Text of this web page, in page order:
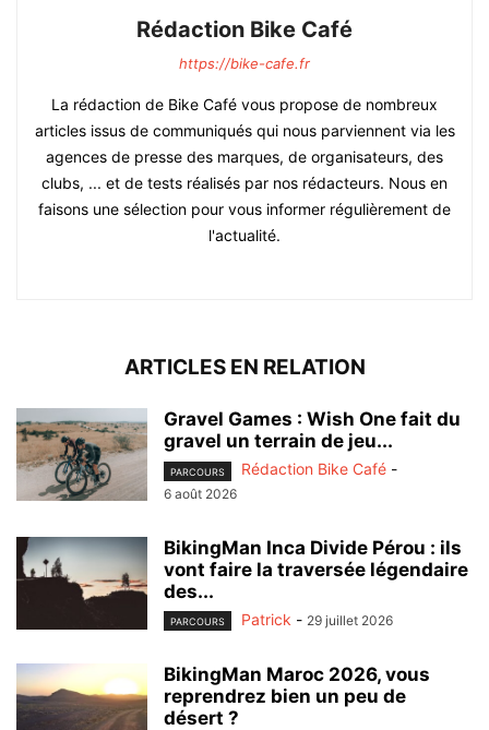
Rédaction Bike Café
https://bike-cafe.fr
La rédaction de Bike Café vous propose de nombreux
articles issus de communiqués qui nous parviennent via les
agences de presse des marques, de organisateurs, des
clubs, ... et de tests réalisés par nos rédacteurs. Nous en
faisons une sélection pour vous informer régulièrement de
l'actualité.
ARTICLES EN RELATION
Gravel Games : Wish One fait du
gravel un terrain de jeu...
PARCOURS Rédaction Bike Café -
6 août 2026
BikingMan Inca Divide Pérou : ils
vont faire la traversée légendaire
des...
PARCOURS Patrick - 29 juillet 2026
BikingMan Maroc 2026, vous
reprendrez bien un peu de
désert ?